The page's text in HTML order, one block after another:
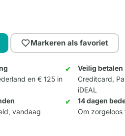
Markeren als favoriet
en € 125 in
Veilig betalen
Creditcard,
iDEAL
vandaag
14 dagen
Om